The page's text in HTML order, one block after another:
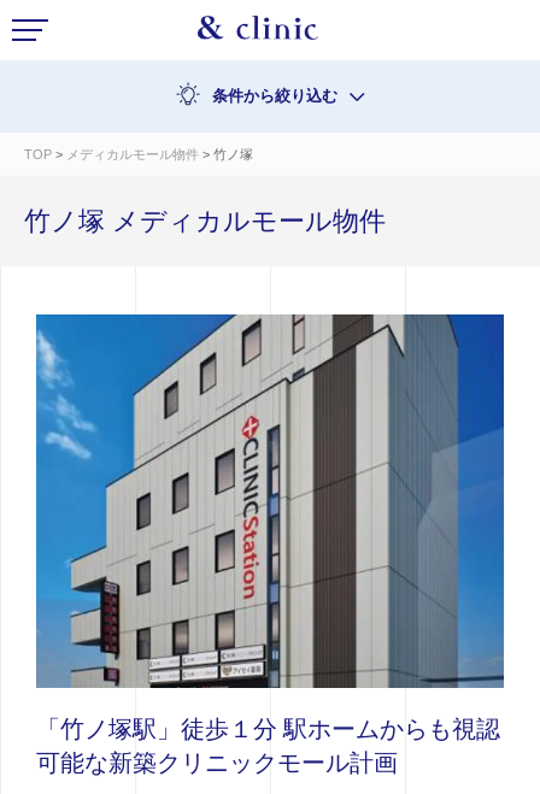
条件から絞り込む
TOP > メディカルモール物件 > 竹ノ塚
竹ノ塚 メディカルモール物件
「竹ノ塚駅」徒歩１分 駅ホームからも視認
可能な新築クリニックモール計画